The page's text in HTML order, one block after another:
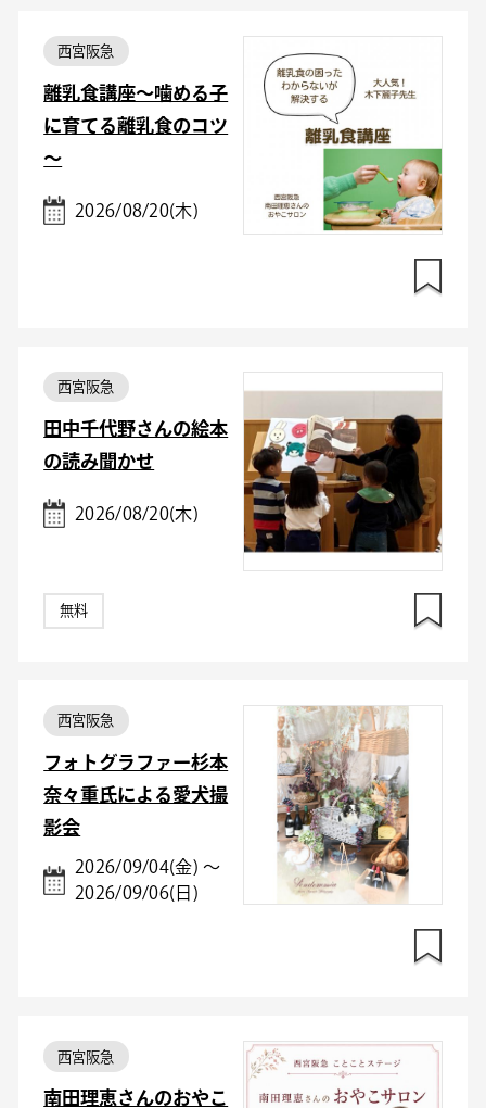
西宮阪急
離乳食講座～噛める子
に育てる離乳食のコツ
～
2026/08/20(木)
西宮阪急
田中千代野さんの絵本
の読み聞かせ
2026/08/20(木)
無料
西宮阪急
フォトグラファー杉本
奈々重氏による愛犬撮
影会
2026/09/04(金) ～
2026/09/06(日)
西宮阪急
南田理恵さんのおやこ